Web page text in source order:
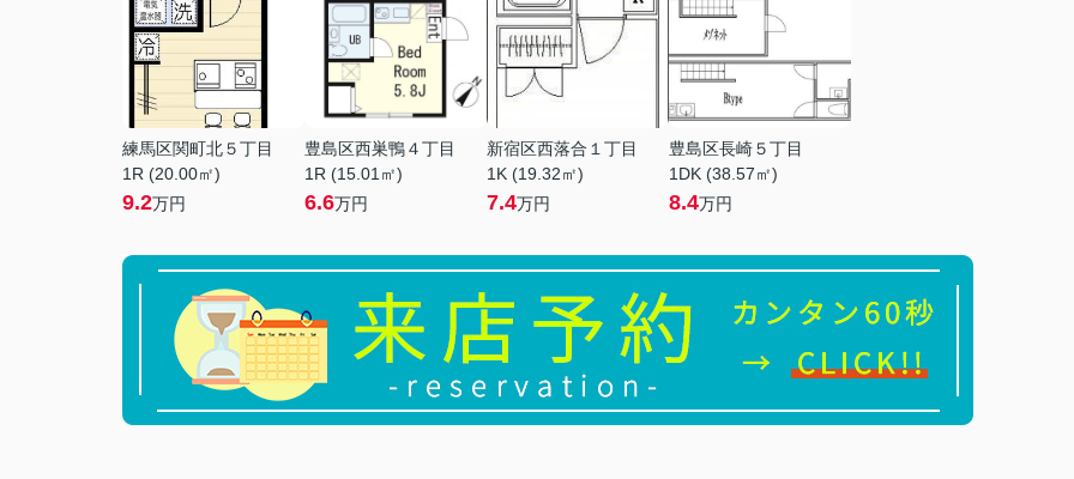
練馬区関町北５丁目
1R (20.00㎡)
9.2万円
豊島区西巣鴨４丁目
1R (15.01㎡)
6.6万円
新宿区西落合１丁目
1K (19.32㎡)
7.4万円
豊島区長崎５丁目
1DK (38.57㎡)
8.4万円